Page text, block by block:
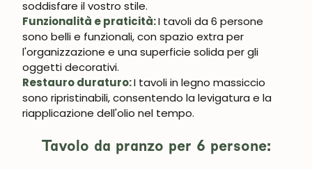
soddisfare il vostro stile.
Funzionalità e praticità:I tavoli da 6 persone
sono belli e funzionali, con spazio extra per
l'organizzazione e una superficie solida per gli
oggetti decorativi.
Restauro duraturo:I tavoli in legno massiccio
sono ripristinabili, consentendo la levigatura e la
riapplicazione dell'olio nel tempo.
Tavolo da pranzo per 6 persone: